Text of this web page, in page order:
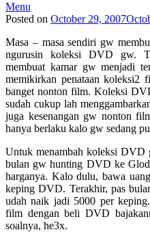
Menu
Posted on October 29, 2007
Masa – masa sendiri gw
ngurusin koleksi DVD gw.
membuat kamar gw menjadi
memikirkan penataan
banget nonton film. Koleksi
sudah cukup lah
juga kesenangan gw nonton
hanya berlaku kalo gw sedang
Untuk menambah koleksi DVD
bulan gw hunting DVD ke
harganya. Kalo dulu, bawa
keping DVD. Terakhir, pas
udah naik jadi 5000 per
film dengan beli DVD
soalnya, he3x.